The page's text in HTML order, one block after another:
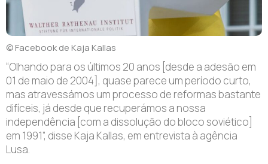
© Facebook de Kaja Kallas
“Olhando para os últimos 20 anos [desde a adesão em
01 de maio de 2004], quase parece um período curto,
mas atravessámos um processo de reformas bastante
difíceis, já desde que recuperámos a nossa
independência [com a dissolução do bloco soviético]
em 1991”, disse Kaja Kallas, em entrevista à agência
Lusa.